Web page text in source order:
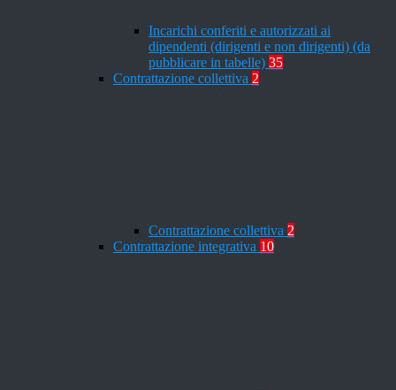
Incarichi conferiti e autorizzati ai
dipendenti (dirigenti e non dirigenti) (da
pubblicare in tabelle) 35
Contrattazione collettiva 2
Contrattazione collettiva 2
Contrattazione integrativa 10